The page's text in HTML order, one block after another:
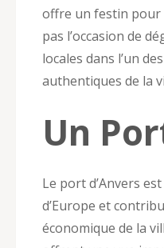
offre un festin pour
pas l’occasion de
locales dans l’un
authentiques de la
Un
Le port d’Anvers
d’Europe et
économique de la